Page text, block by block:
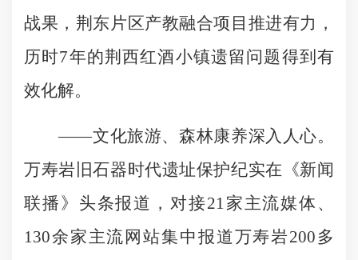
战果，荆东片区产教融合项目推进有力，
历时7年的荆西红酒小镇遗留问题得到有
效化解。
——文化旅游、森林康养深入人心。
万寿岩旧石器时代遗址保护纪实在《新闻
联播》头条报道，对接21家主流媒体、
130余家主流网站集中报道万寿岩200多